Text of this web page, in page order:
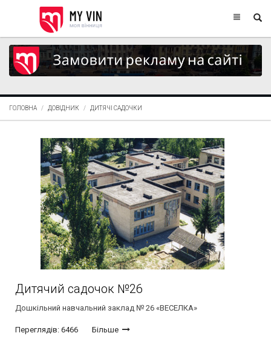
ГОЛОВНА ДОВІДНИК ДИТЯЧІ САДОЧКИ
Дитячий садочок №26
Дошкільний навчальний заклад № 26 «ВЕСЕЛКА»
Переглядів: 6466 Більше